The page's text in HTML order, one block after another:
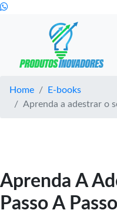
Home
E-books
Aprenda a adestrar o
Aprenda A
Passo A Passo